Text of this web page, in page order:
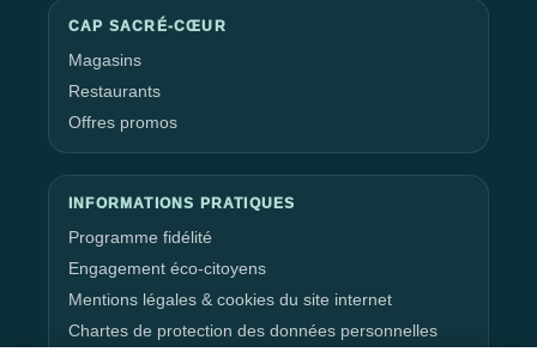
CAP SACRÉ-CŒUR
Magasins
Restaurants
Offres promos
INFORMATIONS PRATIQUES
Programme fidélité
Engagement éco-citoyens
Mentions légales & cookies du site internet
Chartes de protection des données personnelles